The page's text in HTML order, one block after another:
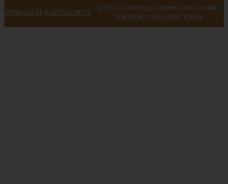
IMPRESSUM DATENSCHUTZ
@ TEXT UND BILD: ANDREA NATSCHKE |
ZIMTKEKS UND APFELTARTE